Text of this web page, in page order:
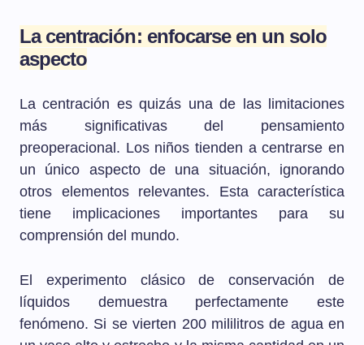
La centración: enfocarse en un solo
aspecto
La centración es quizás una de las limitaciones
más significativas del pensamiento
preoperacional. Los niños tienden a centrarse en
un único aspecto de una situación, ignorando
otros elementos relevantes. Esta característica
tiene implicaciones importantes para su
comprensión del mundo.
El experimento clásico de conservación de
líquidos demuestra perfectamente este
fenómeno. Si se vierten 200 mililitros de agua en